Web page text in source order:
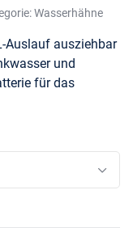
Wasserhähne
Auslauf ausziehbar
und
für das